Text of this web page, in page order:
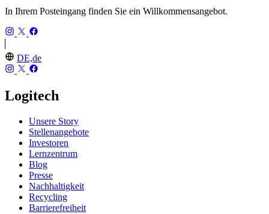
In Ihrem Posteingang finden Sie ein Willkommensangebot.
DE,de
Logitech
Unsere Story
Stellenangebote
Investoren
Lernzentrum
Blog
Presse
Nachhaltigkeit
Recycling
Barrierefreiheit